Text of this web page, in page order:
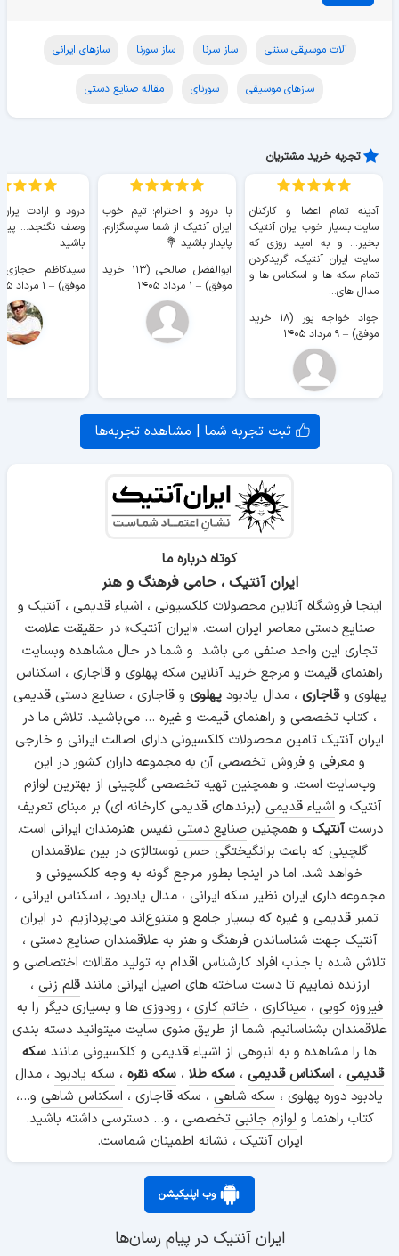
آلات موسیقی سنتی ساز سرنا ساز سورنا سازهای ایرانی
سازهای موسیقی سورنای مقاله صنایع دستی
تجربه خرید مشتریان
آدینه تمام اعضا و کارکنان
سایت بسیار خوب ايران آنتیک
بخیر... و به امید روزی که
سایت ايران آنتیک، گریدکردن
تمام سکه ها و اسکناس ها و
مدال های...
جواد خواجه پور (۱۸ خرید
موفق) – ۹ مرداد ۱۴۰۵
با درود و احترام؛ تیم خوب
ایران آنتیک از شما سپاسگزارم.
پایدار باشید 💐
ابوالفضل صالحی (۱۱۳ خرید
موفق) – ۱ مرداد ۱۴۰۵
درود و ارادت
وصف نگنجد...
باشید
موفق) – ۱ مرداد ۱۴۰۵
ثبت تجربه شما | مشاهده تجربه‌ها
کوتاه درباره ما
ایران آنتیک ، حامی فرهنگ و هنر
اینجا فروشگاه آنلاین محصولات کلکسیونی ، اشیاء قدیمی ، آنتیک و
صنایع دستی معاصر ایران است. «ایران آنتیک» در حقیقت علامت
تجاری این واحد صنفی می باشد. و شما در حال مشاهده وبسایت
راهنمای قیمت و مرجع خرید آنلاین سکه پهلوی و قاجاری ، اسکناس
پهلوی وقاجاری ، مدال یادبودپهلوی و قاجاری ، صنایع دستی قدیمی
، کتاب تخصصی و راهنمای قیمت و غیره ... می‌باشید. تلاش ما در
ایران آنتیک تامین محصولات کلکسیونی دارای اصالت ایرانی و خارجی
و معرفی و فروش تخصصی آن به مجموعه داران کشور در این
وب‌سایت است. و همچنین تهیه تخصصی گلچینی از بهترین لوازم
آنتیک و اشیاء قدیمی (برندهای قدیمی کارخانه ای) بر مبنای تعریف
درستآنتیک و همچنینصنایع دستی نفیس هنرمندان ایرانی است.
گلچینی که باعث برانگیختگی حس نوستالژی در بین علاقمندان
خواهد شد. اما در اینجا بطور مرجع گونه به وجه کلکسیونی و
مجموعه داری ایران نظیر سکه ایرانی ، مدال یادبود ، اسکناس ایرانی ،
تمبر قدیمی و غیره که بسیار جامع و متنوع‌اند می‌پردازیم. در ایران
آنتیک جهت شناساندن فرهنگ و هنر به علاقمندان صنایع دستی ،
تلاش شده با جذب افراد کارشناس اقدام به تولید مقالات اختصاصی و
ارزنده نماییم تا دست ساخته های اصیل ایرانی مانندقلم زنی ،
فیروزه کوبی ،میناکاری ، خاتم کاری ، رودوزی ها و بسیاری دیگر را به
علاقمندان بشناسانیم. شما از طریق منوی سایت میتوانید دسته بندی
ها را مشاهده و به انبوهی از اشیاء قدیمی و کلکسیونی مانند سکه
قدیمی ، اسکناس قدیمی ، سکه طلا ، سکه نقره ، سکه یادبود ، مدال
یادبود دوره پهلوی ، سکه شاهی ، سکه قاجاری ، اسکناس شاهی و...،
کتاب راهنما و لوازم جانبی تخصصی ، و... دسترسی داشته باشید.
ایران آنتیک ، نشانه اطمینان شماست.
وب اپلیکیشن
ایران آنتیک در پیام رسان‌ها